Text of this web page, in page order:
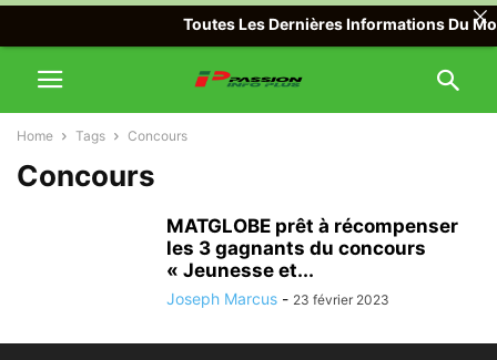
Home Tags Concours
Concours
MATGLOBE prêt à récompenser
les 3 gagnants du concours
« Jeunesse et...
Joseph Marcus - 23 février 2023
Toutes Les Dernières Informations Du